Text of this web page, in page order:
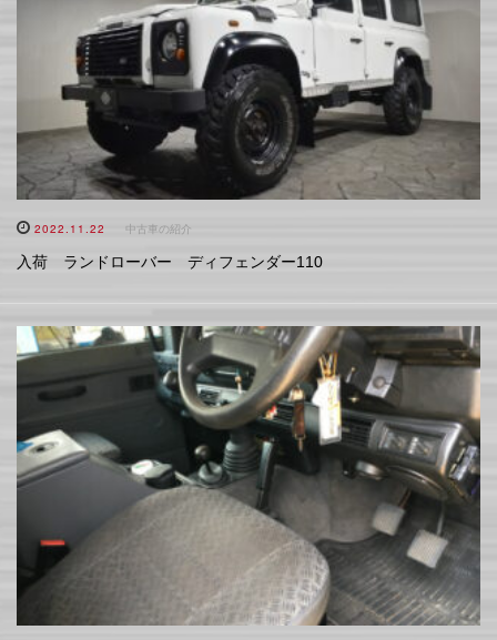
2022.11.22 中古車の紹介
入荷 ランドローバー ディフェンダー110